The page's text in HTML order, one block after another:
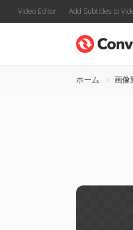
Video Editor Add Subtitles to
ホーム 画像